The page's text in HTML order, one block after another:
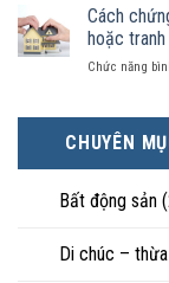
Cách
hoặc
Chức năng
CHUYÊN
Bất động sản
Di chúc –